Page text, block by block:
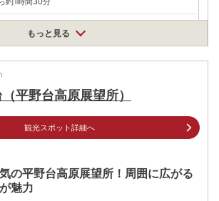
役場 産業振興課
場合があります。最新の内容はご利用前にご自身でお
表記が混ざっております。正しい金額はご利用前にご
もっと見る
平野台高原展望所）
観光スポット詳細へ
の平野台高原展望所！周囲に広がる
魅力